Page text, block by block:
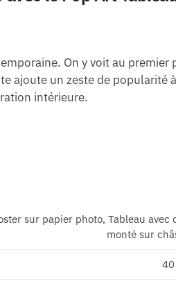
On y voit au
ajoute un zeste de popularité
intérieure.
sur papier photo, Tableau avec
monté sur